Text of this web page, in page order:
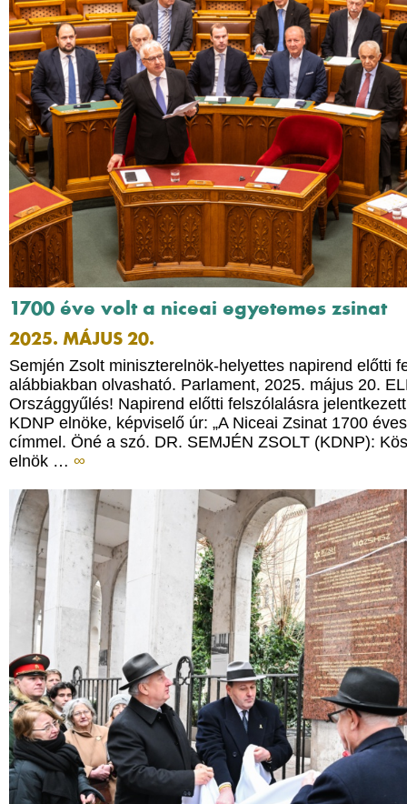
1700 éve volt a niceai egyetemes zsinat
2025. MÁJUS 20.
Semjén Zsolt miniszterelnök-helyettes napirend előtti
alábbiakban olvasható. Parlament, 2025. május 20.
Országgyűlés! Napirend előtti felszólalásra
KDNP elnöke, képviselő úr: „A Niceai Zsinat 1700
címmel. Öné a szó. DR. SEMJÉN ZSOLT (KDNP):
elnök … ∞